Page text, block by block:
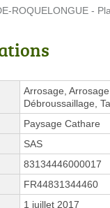
ROQUELONGUE -
Arrosage,
Débroussaillage,
Paysage Cathare
SAS
83134446000017
FR44831344460
1 juillet 2017